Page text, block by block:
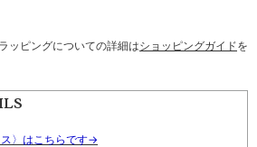
ッピングについての詳細はショッピングガイドを
〉はこちらです→